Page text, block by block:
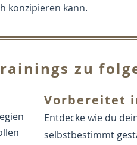
konzipieren kann.
zu
Vorbereitet
Entdecke wie du
selbstbestimmt